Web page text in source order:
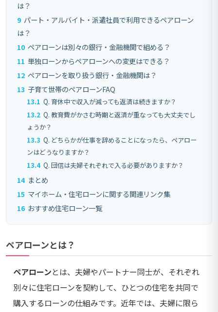
は？
9 パート・アルバイト・派遣社員で利用できるペアローン
は？
10 ペアローンは別々の銀行・金融機関で組める？
11 単独ローンからペアローンへの変更はできる？
12 ペアローンを取り扱う銀行・金融機関は？
13 子育て世帯のペアローンFAQ
13.1 Q. 育休中で収入が減っても返済は続きますか？
13.2 Q. 教育費がかさむ時期と返済が重なっても大丈夫でし
ょうか？
13.3 Q. どちらかが仕事を辞めることになったら、ペアロー
ンはどうなりますか？
13.4 Q. 団信は夫婦それぞれで入る必要がありますか？
14 まとめ
15 マイホーム・住宅ローンに関する関連リンク集
16 おすすめ住宅ローン一覧
ペアローンとは？
ペアローンとは、夫婦やパートナー同士が、それぞれ
別々に住宅ローンを契約して、ひとつの住宅を共同で
購入するローンの仕組みです。近年では、夫婦に限ら